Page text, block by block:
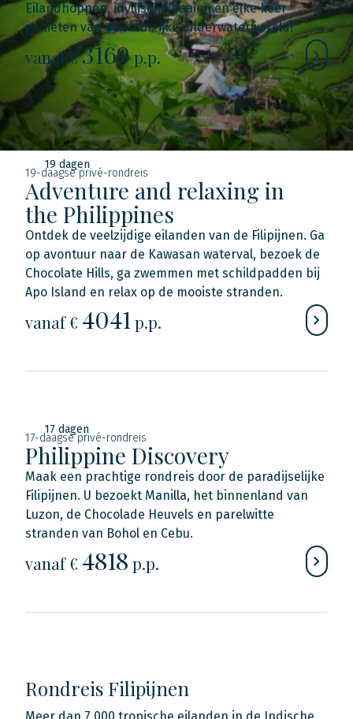
Eilandhoppen, idyllische baaien en elke keer
genieten van de kleurrijke onderwaterwereld!
vanaf €3169p.p.
19 dagen
19-daagse privé-rondreis
Adventure and relaxing in
the Philippines
Ontdek de veelzijdige eilanden van de Filipijnen. Ga
op avontuur naar de Kawasan waterval, bezoek de
Chocolate Hills, ga zwemmen met schildpadden bij
Apo Island en relax op de mooiste stranden.
vanaf € 4041p.p.
17 dagen
17-daagse privé-rondreis
Philippine Discovery
Maak een prachtige rondreis door de paradijselijke
Filipijnen. U bezoekt Manilla, het binnenland van
Luzon, de Chocolade Heuvels en parelwitte
stranden van Bohol en Cebu.
vanaf € 4818 p.p.
Rondreis Filipijnen